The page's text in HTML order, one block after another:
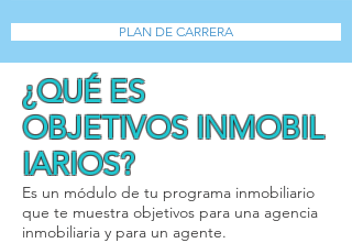
PLAN DE CARRERA
¿QUÉ ES
OBJETIVOS INMOBIL
IARIOS?
Es un módulo de tu programa inmobiliario
que te muestra objetivos para una agencia
inmobiliaria y para un agente.